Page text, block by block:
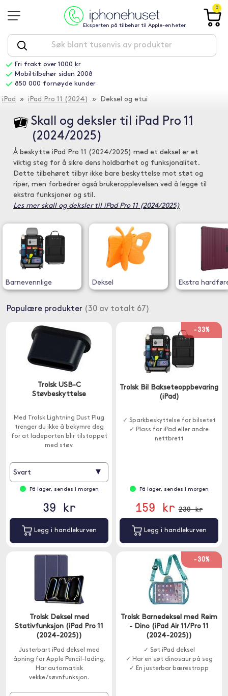
Eksperten på tilbehør til Apple-enheter
0
Fri frakt over 1000 kr
Mobiltilbehør siden 2008
850 000 fornøyde kunder
iPad » iPad Pro 11 (2024) » Deksel og etui
Skall og deksler til iPad Pro 11
(2024/2025)
Å beskytte iPad Pro 11 (2024/2025) med et deksel er et
viktig steg for å sikre dens holdbarhet og funksjonalitet.
Dette tilbehøret tilbyr ikke bare beskyttelse mot støt og
riper, men forbedrer også brukeropplevelsen ved å legge til
ekstra funksjoner og stil.
Les mer skall og deksler til iPad Pro 11 (2024/2025)
Barnevennlige Deksel Ekstra
Populære produkter (30 av totalt 67)
Trolsk USB-C
Støvbeskyttelse
Med Trolsk Lightning Dust Plug
trenger du ikke å bekymre deg
for at ladeporten blir tilstoppet
med støv.
Svart ▾
På lager, sendes i morgen
39 kr
Legg i handlekurven
-33%
Trolsk Bil Bakseteoppbevaring
(iPad)
✓ Sparkbeskyttelse for bilsetet
✓ Plass for iPad eller andre
nettbrett
På lager, sendes i morgen
159 kr 239 kr
Legg i handlekurven
Trolsk Deksel med
Stativfunksjon (iPad Pro 11
(2024-2025))
Justerbart iPad deksel med
åpning for Apple Pencil-lading.
Har automatisk
vekke/søvnfunksjon.
-30%
Trolsk Barnedeksel med Reim
- Dino (iPad Air 11/Pro 11
(2024-2025))
✓ Søt iPad deksel
✓ Har en søt dinosaur på seg
✓ En justerbar bærestropp